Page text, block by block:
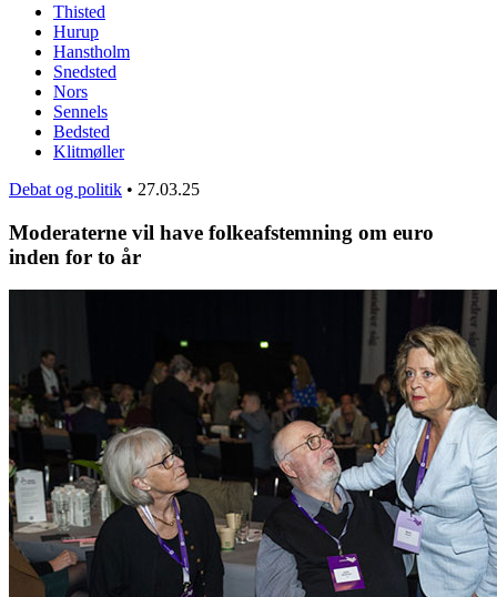
Thisted
Hurup
Hanstholm
Snedsted
Nors
Sennels
Bedsted
Klitmøller
Debat og politik • 27.03.25
Moderaterne vil have folkeafstemning om euro
inden for to år